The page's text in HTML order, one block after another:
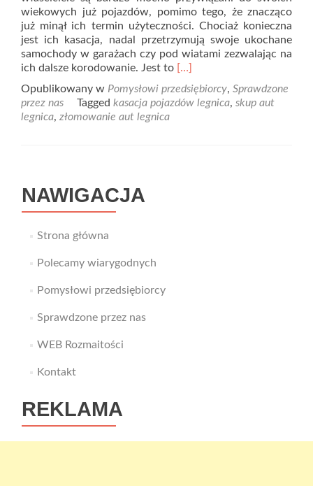
wiekowych już pojazdów, pomimo tego, że znacząco
już minął ich termin użyteczności. Chociaż konieczna
jest ich kasacja, nadal przetrzymują swoje ukochane
samochody w garażach czy pod wiatami zezwalając na
ich dalsze korodowanie. Jest to Read
about
Profesjonalny
[…]
Opublikowany w Pomysłowi przedsiębiorcy, Sprawdzone
przez nas
Tagged kasacja pojazdów legnica, skup aut
legnica, złomowanie aut legnica
NAWIGACJA
Strona główna
Polecamy wiarygodnych
Pomysłowi przedsiębiorcy
Sprawdzone przez nas
WEB Rozmaitości
Kontakt
REKLAMA